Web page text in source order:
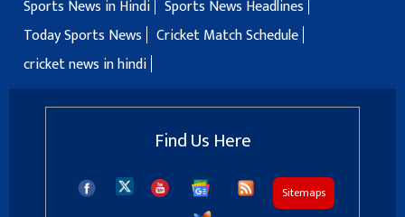
Sports News in Hindi Sports News Headlines
Today Sports News
Cricket Match Schedule
cricket news in hindi
Find Us Here
Sitemaps